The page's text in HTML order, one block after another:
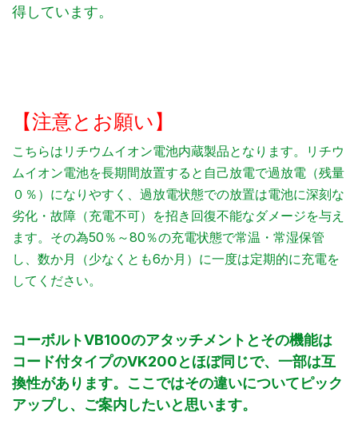
得しています。
【注意とお願い】
こちらはリチウムイオン電池内蔵製品となります。リチウ
ムイオン電池を長期間放置すると自己放電で過放電（残量
０％）になりやすく、過放電状態での放置は電池に深刻な
劣化・故障（充電不可）を招き回復不能なダメージを与え
ます。その為50％～80％の充電状態で常温・常湿保管
し、数か月（少なくとも6か月）に一度は定期的に充電を
してください。
コーボルトVB100のアタッチメントとその機能は
コード付タイプのVK200とほぼ同じで、一部は互
換性があります。ここではその違いについてピック
アップし、ご案内したいと思います。